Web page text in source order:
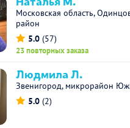
Московская область,
район
5.0 (57)
23 повторных заказа
Людмила Л.
Звенигород, микрорайон
5.0 (2)